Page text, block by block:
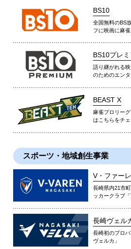
BS10
全国無料のBS
フに映画に麻
BS10プレ
語り継がれる
のためのエン
BEAST X
麻雀プロリー
はこちらをチェ
スポーツ・地域創生事業
V・ファー
長崎県内21市
ッカークラブ
長崎ヴェル
長崎初のプロ
ヴェルカ」